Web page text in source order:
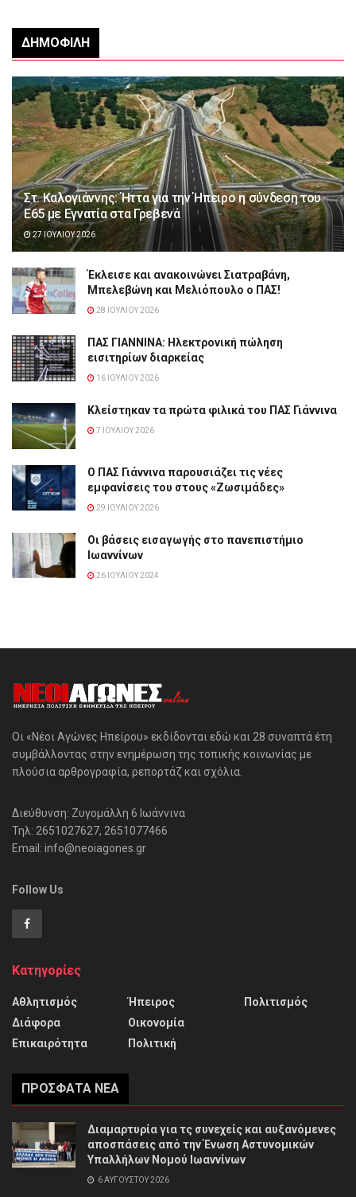
ΔΗΜΟΦΙΛΉ
Στ. Καλογιάννης: Ήττα για την Ήπειρο η σύνδεση του
Ε65 με Εγνατία στα Γρεβενά
27 ΙΟΥΛΊΟΥ 2026
Έκλεισε και ανακοινώνει Σιατραβάνη,
Μπελεβώνη και Μελιόπουλο ο ΠΑΣ!
28 ΙΟΥΛΊΟΥ 2026
ΠΑΣ ΓΙΑΝΝΙΝΑ: Hλεκτρονική πώληση
εισιτηρίων διαρκείας
16 ΙΟΥΛΊΟΥ 2026
Κλείστηκαν τα πρώτα φιλικά του ΠΑΣ Γιάννινα
7 ΙΟΥΛΊΟΥ 2026
Ο ΠΑΣ Γιάννινα παρουσιάζει τις νέες
εμφανίσεις του στους «Ζωσιμάδες»
29 ΙΟΥΛΊΟΥ 2026
Οι βάσεις εισαγωγής στο πανεπιστήμιο
Ιωαννίνων
26 ΙΟΥΛΊΟΥ 2024
Οι «Νέοι Αγώνες Ηπείρου» εκδίδονται εδώ και 28 συναπτά έτη
συμβάλλοντας στην ενημέρωση της τοπικής κοινωνίας με
πλούσια αρθρογραφία, ρεπορτάζ και σχόλια.
Διεύθυνση: Ζυγομάλλη 6 Ιωάννινα
Τηλ: 2651027627, 2651077466
Email: info@neoiagones.gr
Follow Us
Κατηγορίες
Αθλητισμός
Διάφορα
Επικαιρότητα
Ήπειρος
Οικονομία
Πολιτική
Πολιτισμός
ΠΡΌΣΦΑΤΑ ΝΈΑ
Διαμαρτυρία για τς συνεχείς και αυξανόμενες
αποσπάσεις από την Ένωση Αστυνομικών
Υπαλλήλων Νομού Ιωαννίνων
6 ΑΥΓΟΎΣΤΟΥ 2026